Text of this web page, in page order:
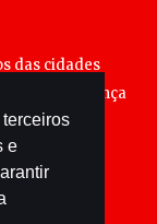
e
das cidades
segurança